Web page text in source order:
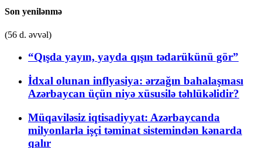
Son yenilənmə
(56 d. əvvəl)
“Qışda yayın, yayda qışın tədarükünü gör”
İdxal olunan inflyasiya: ərzağın bahalaşması
Azərbaycan üçün niyə xüsusilə təhlükəlidir?
Müqaviləsiz iqtisadiyyat: Azərbaycanda
milyonlarla işçi təminat sistemindən kənarda
qalır